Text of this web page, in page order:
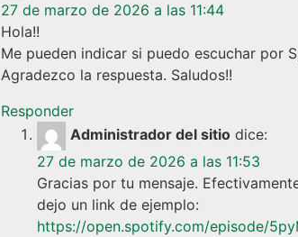
27 de marzo de 2026 a las 11:44
Hola!!
Me pueden indicar si puedo escuchar por
Agradezco la respuesta. Saludos!!
Responder
Administrador del sitio dice:
27 de marzo de 2026 a las 11:53
Gracias por tu mensaje.
dejo un link de ejemplo:
https://open.spotify.com/episode/